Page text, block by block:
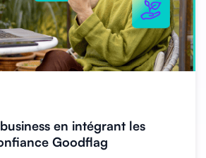
en intégrant les
Goodflag